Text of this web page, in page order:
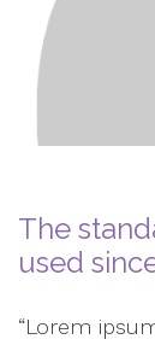
The
used
“Lorem